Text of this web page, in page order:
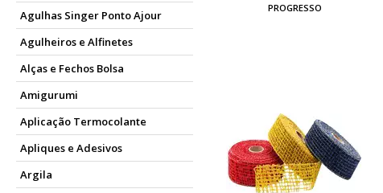
Agulhas Singer Ponto Ajour
Agulheiros e Alfinetes
Alças e Fechos Bolsa
Amigurumi
Aplicação Termocolante
Apliques e Adesivos
Argila
PROGRESSO